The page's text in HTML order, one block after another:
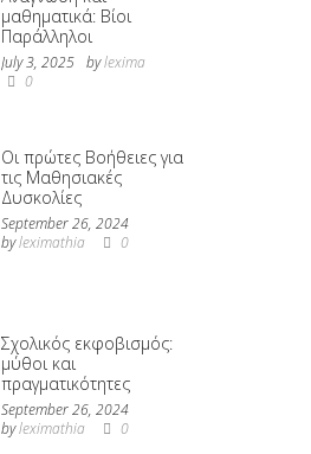
μαθηματικά: Βίοι
Παράλληλοι
July 3, 2025 bylexima
0
Οι πρώτες Βοήθειες για
τις Μαθησιακές
Δυσκολίες
September 26, 2024
byleximathia 0
Σχολικός εκφοβισμός:
μύθοι και
πραγματικότητες
September 26, 2024
byleximathia 0